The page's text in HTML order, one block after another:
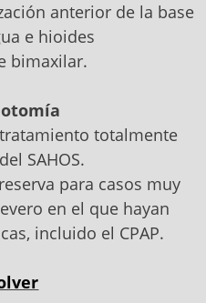
anterior de la base
e hioides
bimaxilar.
totalmente
SAHOS.
para casos muy
en el que hayan
incluido el CPAP.